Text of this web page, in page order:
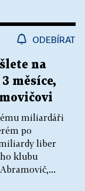
ODEBÍRAT
na
měsíce,
miliardáři
po
liber
klubu